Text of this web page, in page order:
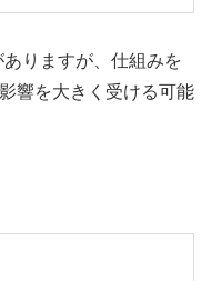
りますが、仕組みを
響を大きく受ける可能